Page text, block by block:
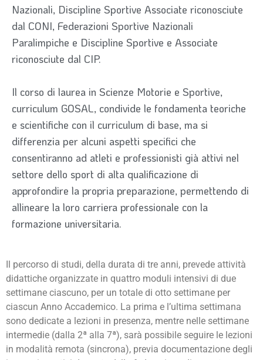
Nazionali, Discipline Sportive Associate riconosciute
dal CONI, Federazioni Sportive Nazionali
Paralimpiche e Discipline Sportive e Associate
riconosciute dal CIP.
Il corso di laurea in Scienze Motorie e Sportive,
curriculum GOSAL, condivide le fondamenta teoriche
e scientifiche con il curriculum di base, ma si
differenzia per alcuni aspetti specifici che
consentiranno ad atleti e professionisti già attivi nel
settore dello sport di alta qualificazione di
approfondire la propria preparazione, permettendo di
allineare la loro carriera professionale con la
formazione universitaria.
Il percorso di studi, della durata di tre anni, prevede attività
didattiche organizzate in quattro moduli intensivi di due
settimane ciascuno, per un totale di otto settimane per
ciascun Anno Accademico. La prima e l’ultima settimana
sono dedicate a lezioni in presenza, mentre nelle settimane
intermedie (dalla 2ª alla 7ª), sarà possibile seguire le lezioni
in modalità remota (sincrona), previa documentazione degli